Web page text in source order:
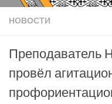
НОВОСТИ
Преподаватель
провёл